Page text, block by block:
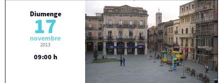
Diumenge
17
novembre
2013
09:00 h